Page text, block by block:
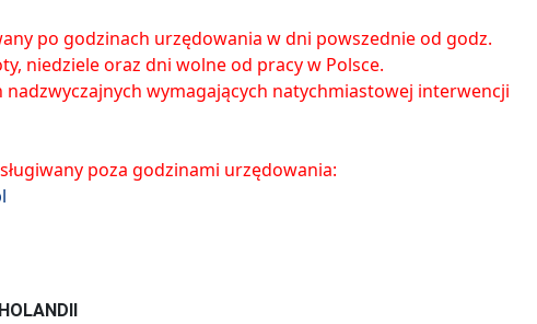
po godzinach urzędowania w dni powszednie od godz.
niedziele oraz dni wolne od pracy w Polsce.
nadzwyczajnych wymagających natychmiastowej interwencji
poza godzinami urzędowania: